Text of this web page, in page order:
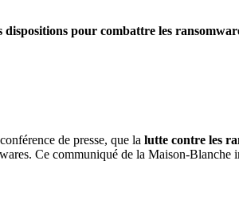
dispositions pour combattre les
de presse, que la lutte contre les
Ce communiqué de la Maison-Blanche